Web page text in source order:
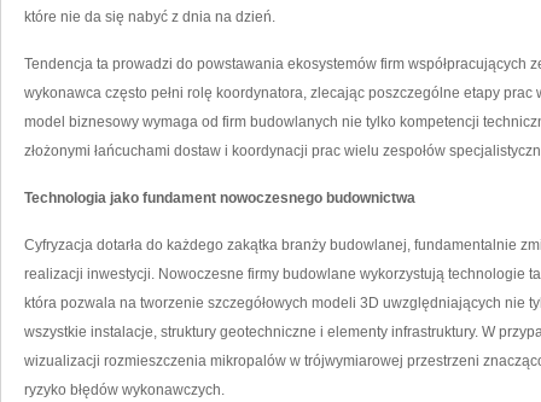
które nie da się nabyć z dnia na dzień.
Tendencja ta prowadzi do powstawania ekosystemów firm współpracujących
wykonawca często pełni rolę koordynatora, zlecając poszczególne etapy
model biznesowy wymaga od firm budowlanych nie tylko kompetencji
złożonymi łańcuchami dostaw i koordynacji prac wielu zespołów
Technologia jako fundament nowoczesnego budownictwa
Cyfryzacja dotarła do każdego zakątka branży budowlanej, fundamentalnie
realizacji inwestycji. Nowoczesne firmy budowlane wykorzystują technologie
która pozwala na tworzenie szczegółowych modeli 3D uwzględniających nie
wszystkie instalacje, struktury geotechniczne i elementy infrastruktury. W
wizualizacji rozmieszczenia mikropalów w trójwymiarowej przestrzeni
ryzyko błędów wykonawczych.